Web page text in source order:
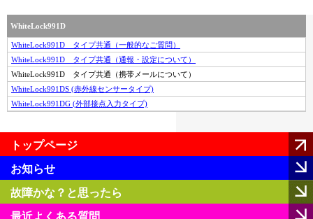
WhiteLock991D
WhiteLock991D タイプ共通（一般的なご質問）
WhiteLock991D タイプ共通（通報・設定について）
WhiteLock991D タイプ共通（携帯メールについて）
WhiteLock991DS (赤外線センサータイプ)
WhiteLock991DG (外部接点入力タイプ)
トップページ
お知らせ
故障かな？と思ったら
最近よくある質問